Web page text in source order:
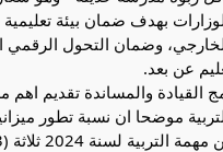
بهدف ضمان بيئة تعليمية
وضمان التحول الرقمي
عن بعد.